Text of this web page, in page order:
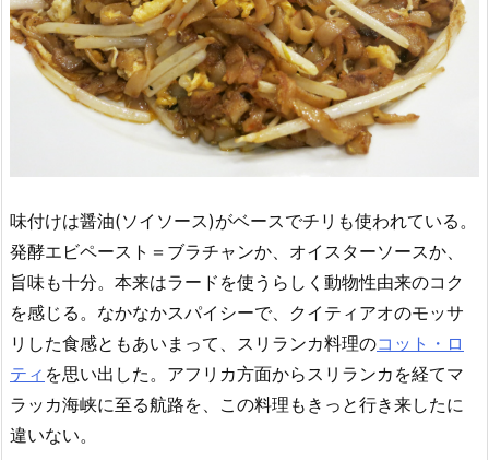
味付けは醤油(ソイソース)がベースでチリも使われている。
発酵エビペースト＝ブラチャンか、オイスターソースか、
旨味も十分。本来はラードを使うらしく動物性由来のコク
を感じる。なかなかスパイシーで、クイティアオのモッサ
リした食感ともあいまって、スリランカ料理のコット・ロ
ティ を思い出した。アフリカ方面からスリランカを経てマ
ラッカ海峡に至る航路を、この料理もきっと行き来したに
違いない。